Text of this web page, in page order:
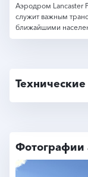
Аэродром Lancaster
служит важным
ближайшими
Фотографии